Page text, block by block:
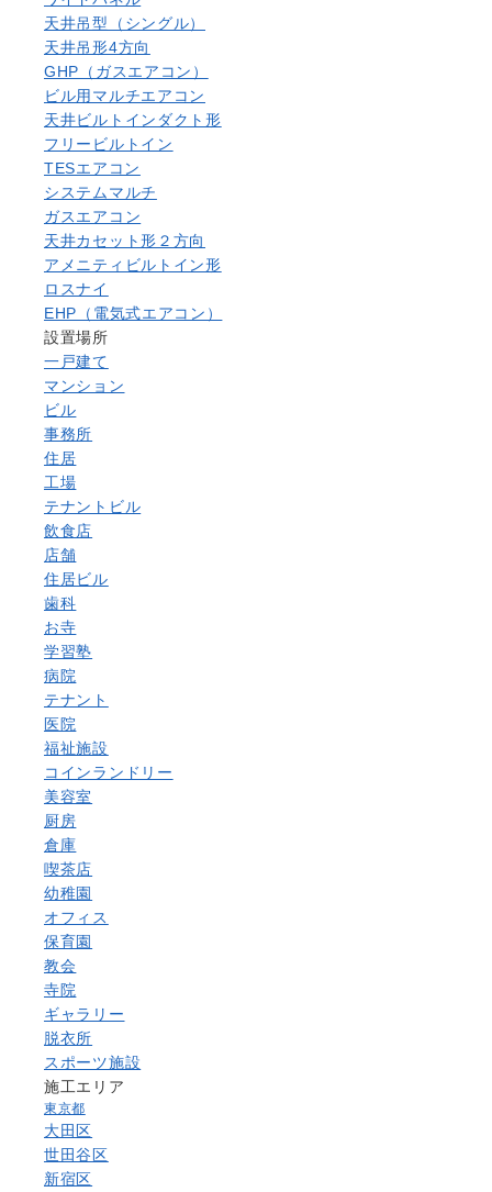
天井吊型（シングル）
天井吊形4方向
GHP（ガスエアコン）
ビル用マルチエアコン
天井ビルトインダクト形
フリービルトイン
TESエアコン
システムマルチ
ガスエアコン
天井カセット形２方向
アメニティビルトイン形
ロスナイ
EHP（電気式エアコン）
設置場所
一戸建て
マンション
ビル
事務所
住居
工場
テナントビル
飲食店
店舗
住居ビル
歯科
お寺
学習塾
病院
テナント
医院
福祉施設
コインランドリー
美容室
厨房
倉庫
喫茶店
幼稚園
オフィス
保育園
教会
寺院
ギャラリー
脱衣所
スポーツ施設
施工エリア
東京都
大田区
世田谷区
新宿区